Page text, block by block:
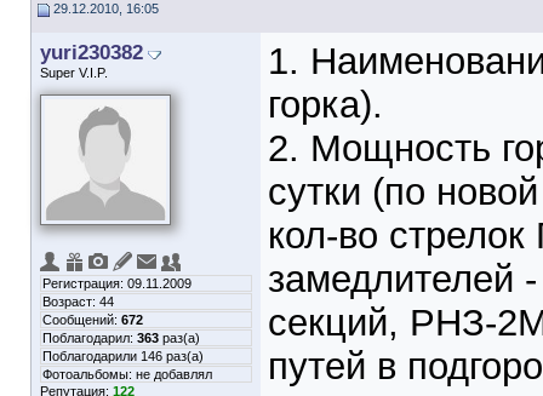
29.12.2010, 16:05
yuri230382
Super V.I.P.
Регистрация: 09.11.2009
Возраст: 44
Сообщений: 672
Поблагодарил: 363 раз(а)
Поблагодарили 146 раз(а)
Фотоальбомы: не добавлял
Репутация: 122
1.
горка).
2. Мощность
сутки (по
кол-во
замедлителей
секций, РНЗ-
путей в